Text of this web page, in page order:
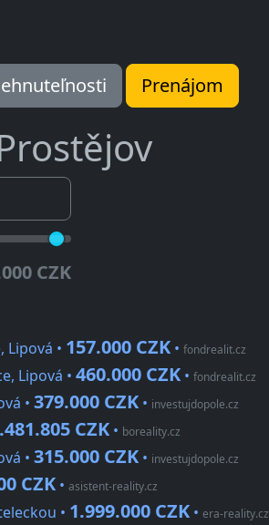
Prenájom
CZK
Lipová • 157.000 CZK • fondrealit.cz
Lipová • 460.000 CZK • fondrealit.cz
• 379.000 CZK • investujdopole.cz
CZK • boreality.cz
• 315.000 CZK • investujdopole.cz
CZK • asistent-reality.cz
• 1.999.000 CZK • era-reality.cz